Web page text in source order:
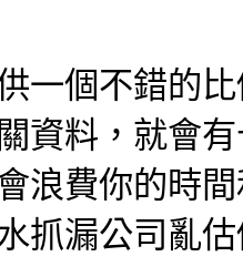
一個不錯的
資料，就會
浪費你的時
抓漏公司亂